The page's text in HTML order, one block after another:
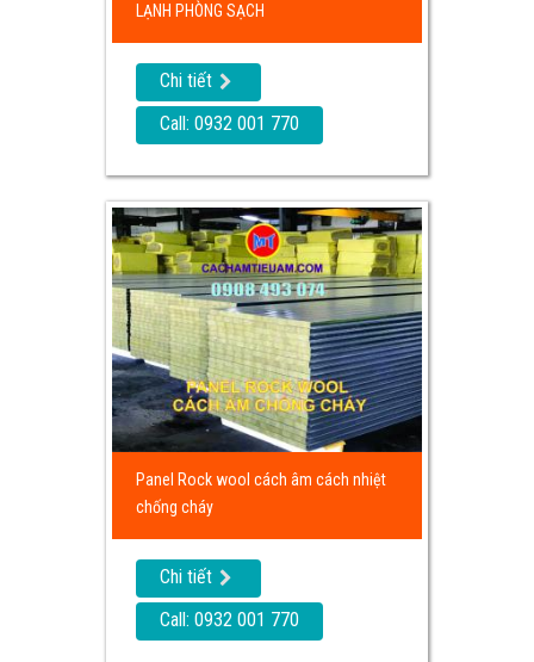
LẠNH PHÒNG SẠCH
Chi tiết
Call: 0932 001 770
Panel Rock wool cách âm cách nhiệt
chống cháy
Chi tiết
Call: 0932 001 770